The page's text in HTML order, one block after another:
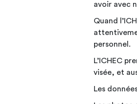
avoir avec
Quand
personnel.
L’ICHEC
visée, et
Les